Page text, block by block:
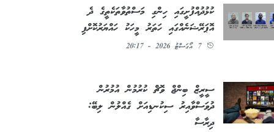
ކުޅުދުއްފުށީގައި ހިންގި މަސްތުވާތަކެތީގެ ދެ
އޮޕަރޭޝަނެއްގައި ހަތަރު މީހަކު ހައްޔަރުކޮށްފި
7 އޯގަސްޓު 2026 - 20:17
ސީރީޒް ބިންޖް ވޮޗް ކުރުމުން އުމުރުން
ދުވަސްވާއިރު ސިކުނޑިއަށް ގެއްލުން ލިބޭ:
ދިރާސާ